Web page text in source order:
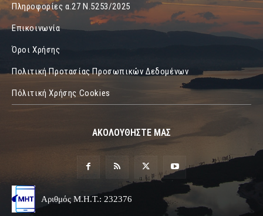
Πληροφορίες α.27 Ν.5253/2025
Επικοινωνία
Όροι Χρήσης
Πολιτική Προτασίας Προσωπικών Δεδομένων
Πόλιτική Χρήσης Cookies
ΑΚΟΛΟΥΘΗΣΤΕ ΜΑΣ
Αριθμός Μ.Η.Τ.: 232376